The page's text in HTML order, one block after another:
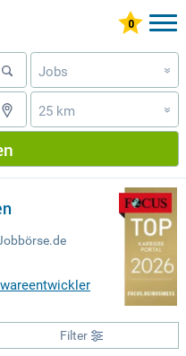
Jobs »
25 km »
Filter